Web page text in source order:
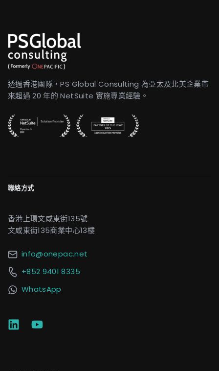
透過香港團隊，PS Global Consulting 為亞太及北美企業帶
來超過 20 年的 NetSuite 實施專業經驗。
聯絡方式
香港上環文咸東街135號
文咸東街135商業中心13樓
info@onepac.net
+852 9401 8335
WhatsApp